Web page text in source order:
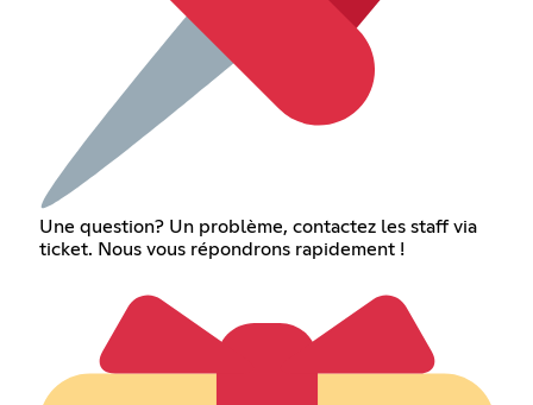
Une question? Un problème, contactez les staff via
ticket. Nous vous répondrons rapidement !